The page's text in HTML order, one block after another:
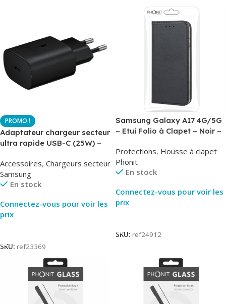
Adaptateur chargeur secteur
ultra rapide USB-C (25W) –
TA800
Accessoires, Chargeurs secteur
Samsung
En stock
Connectez-vous pour voir les
prix
SKU: ref23369
Samsung Galaxy A17 4G/5G
– Etui Folio à Clapet – Noir –
Protections, Housse à clapet
Phonit
En stock
Connectez-vous pour voir les
prix
SKU: ref24912